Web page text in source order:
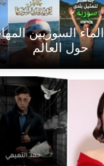
السوريين
حول العالم